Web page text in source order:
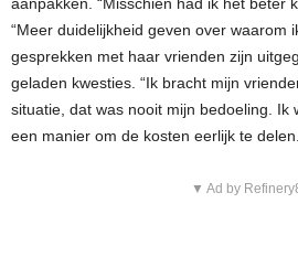
“Meer duidelijkheid geven over waarom
gesprekken met haar vrienden zijn
geladen kwesties. “Ik bracht mijn
situatie, dat was nooit mijn bedoeling. Ik
een manier om de kosten eerlijk te
▼ Ad by